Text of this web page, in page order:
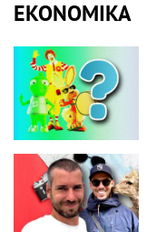
EKONOMIKA